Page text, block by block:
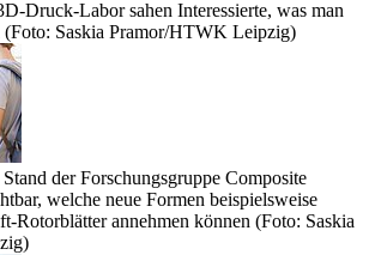
Druck-Labor sahen Interessierte, was man
(Foto: Saskia Pramor/HTWK Leipzig)
der Forschungsgruppe Composite
welche neue Formen beispielsweise
Rotorblätter annehmen können (Foto: Saskia